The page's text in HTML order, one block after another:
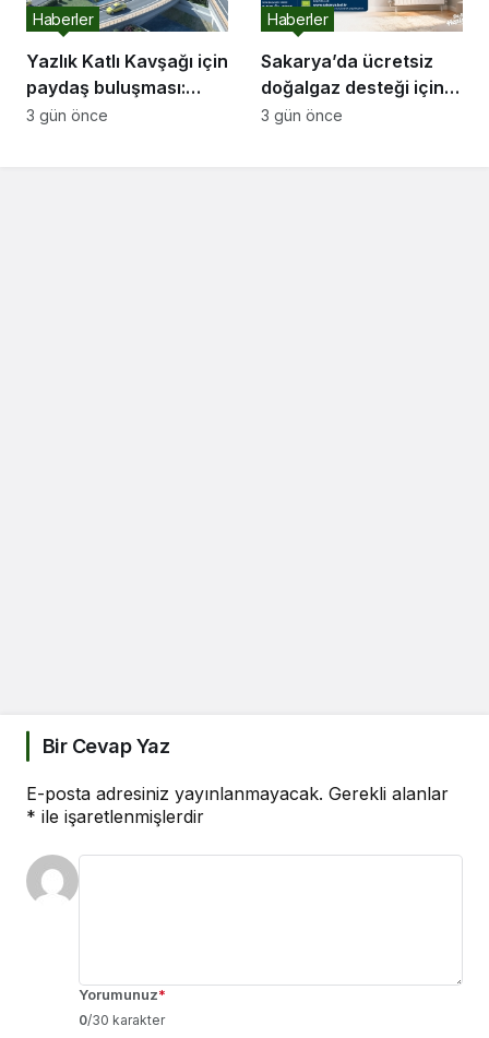
Yazlık Katlı Kavşağı için
paydaş buluşması:
“İletişim kanallarımız
Haberler
3 gün önce
Sakarya’da ücretsiz
doğalgaz desteği için
başvurular başladı
Haberler
3 gün önce
Bir Cevap Yaz
E-posta adresiniz yayınlanmayacak. Gerekli alanlar
* ile işaretlenmişlerdir
Yorumunuz*
0/30 karakter